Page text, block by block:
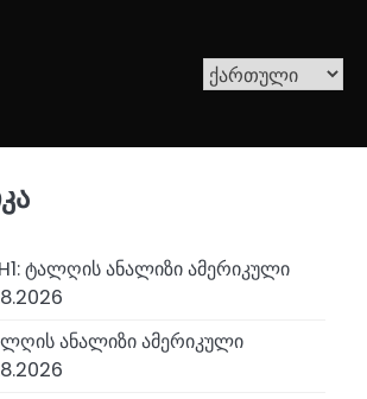
ტალღის ანალიზი ამერიკული
ანალიზი ამერიკული